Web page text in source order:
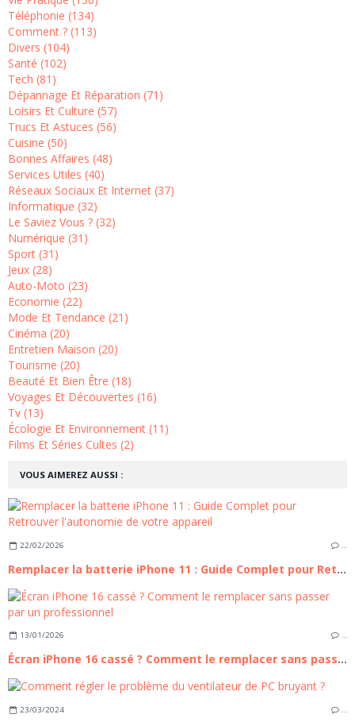
VOUS AIMEREZ AUSSI :
22/02/2026 …
Remplacer la batterie iPhone 11 : Guide Complet pour Retrouver l'autonomie de votre appareil
13/01/2026 …
Écran iPhone 16 cassé ? Comment le remplacer sans passer par un professionnel
23/03/2024 …
Téléphonie (134)
Comment ? (113)
Divers (104)
Santé (102)
Tech (81)
Dépannage Et Réparation (71)
Loisirs Et Culture (57)
Trucs Et Astuces (56)
Cuisine (50)
Bonnes Affaires (48)
Services Utiles (40)
Réseaux Sociaux Et Internet (37)
Informatique (32)
Le Saviez Vous ? (32)
Numérique (31)
Sport (31)
Jeux (28)
Auto-Moto (23)
Economie (22)
Mode Et Tendance (21)
Cinéma (20)
Entretien Maison (20)
Tourisme (20)
Beauté Et Bien Être (18)
Voyages Et Découvertes (16)
Tv (13)
Écologie Et Environnement (11)
Films Et Séries Cultes (2)